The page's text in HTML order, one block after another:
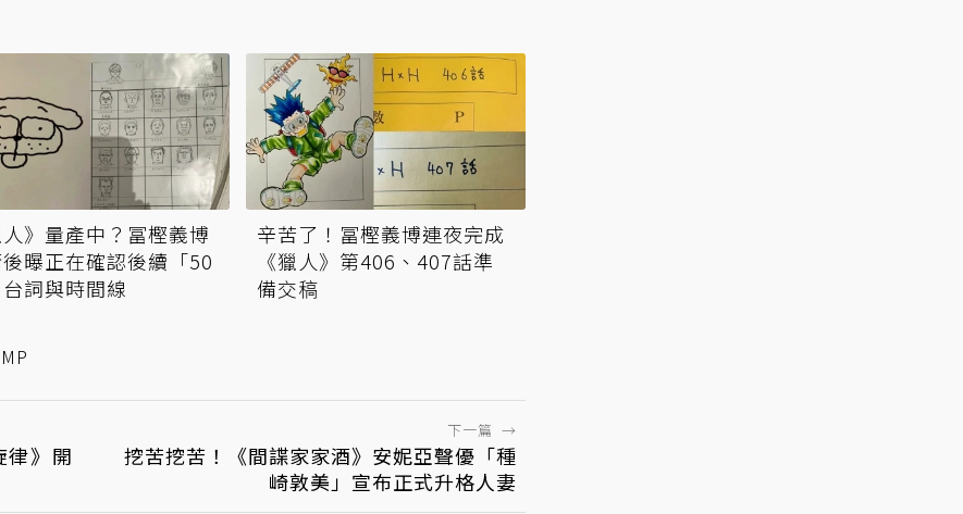
人》量產中？冨樫義博
曝正在確認後續「50
詞與時間線
辛苦了！冨樫義博連夜完成
《獵人》第406、407話準
備交稿
律》開
下一篇 →
挖苦挖苦！《間諜家家酒》安妮亞聲優「種
崎敦美」宣布正式升格人妻